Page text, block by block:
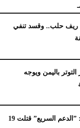
ريف حلب.. وقسد تنفي
باليمن ويوجه
السودان .. القوة المشتركة: ”الدعم السريع” قتلت 19